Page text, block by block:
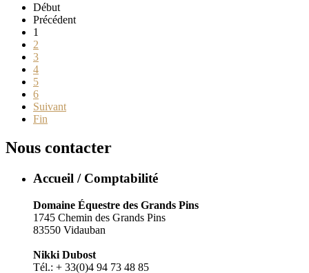
Début
Précédent
1
2
3
4
5
6
Suivant
Fin
Nous contacter
Accueil / Comptabilité
Domaine Équestre des Grands Pins
1745 Chemin des Grands Pins
83550 Vidauban
Nikki Dubost
Tél.: + 33(0)4 94 73 48 85